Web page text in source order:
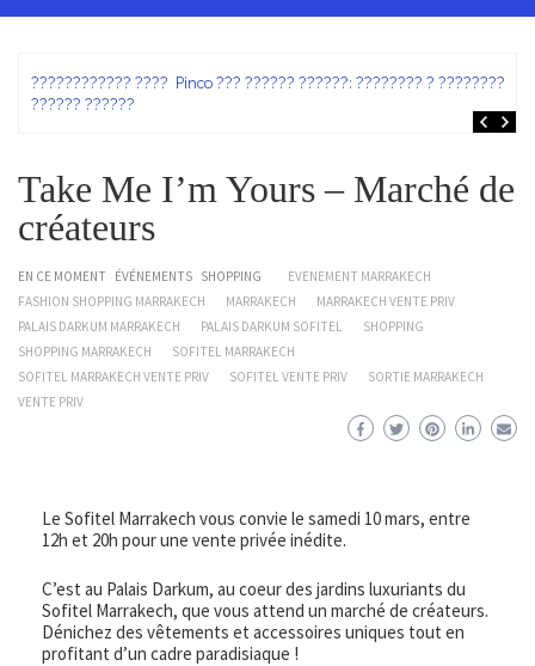
???????????? ???? Pinco ??? ?????? ??????: ???????? ? ???????? ?
?????? ??????
Take Me I’m Yours – Marché de
créateurs
EN CE MOMENT ÉVÉNEMENTS SHOPPING
EVENEMENT MARRAKECH
FASHION SHOPPING MARRAKECH
MARRAKECH
MARRAKECH VENTE PRIV
PALAIS DARKUM MARRAKECH
PALAIS DARKUM SOFITEL
SHOPPING
SHOPPING MARRAKECH
SOFITEL MARRAKECH
SOFITEL MARRAKECH VENTE PRIV
SOFITEL VENTE PRIV
SORTIE MARRAKECH
VENTE PRIV
Le Sofitel Marrakech vous convie le samedi 10 mars, entre
12h et 20h pour une vente privée inédite.
C’est au Palais Darkum, au coeur des jardins luxuriants du
Sofitel Marrakech, que vous attend un marché de créateurs.
Dénichez des vêtements et accessoires uniques tout en
profitant d’un cadre paradisiaque !